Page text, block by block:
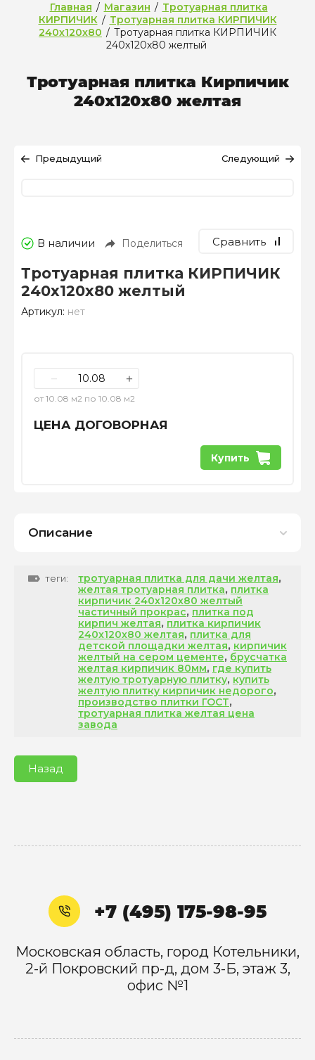
Главная / Магазин / Тротуарная плитка
КИРПИЧИК / Тротуарная плитка КИРПИЧИК
240х120х80 / Тротуарная плитка КИРПИЧИК
240х120х80 желтый
Тротуарная плитка Кирпичик
240х120х80 желтая
Предыдущий Следующий
В наличии Поделиться Сравнить
Тротуарная плитка КИРПИЧИК
240х120х80 желтый
Артикул: нет
− +
от 10.08 м2 по 10.08 м2
ЦЕНА ДОГОВОРНАЯ
Купить
Описание
теги: тротуарная плитка для дачи желтая,
желтая тротуарная плитка, плитка
кирпичик 240х120х80 желтый
частичный прокрас, плитка под
кирпич желтая, плитка кирпичик
240х120х80 желтая, плитка для
детской площадки желтая, кирпичик
желтый на сером цементе, брусчатка
желтая кирпичик 80мм, где купить
желтую тротуарную плитку, купить
желтую плитку кирпичик недорого,
производство плитки ГОСТ,
тротуарная плитка желтая цена
завода
Назад
+7 (495) 175-98-95
Московская область, город Котельники,
2-й Покровский пр-д, дом 3-Б, этаж 3,
офис №1